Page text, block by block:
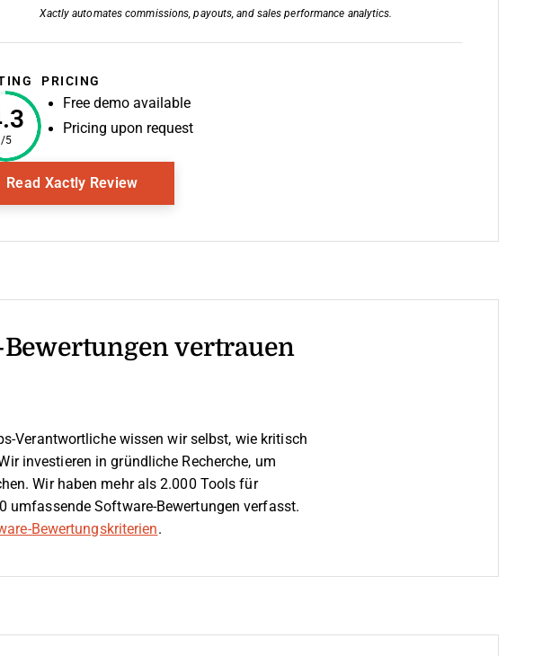
Xactly automates commissions, payouts, and sales performance analytics.
/5
PRICING
Free demo available
Pricing upon request
Read Xactly ReviewOpens New Window
vertrauen
Verantwortliche wissen wir selbst, wie kritisch
investieren in gründliche Recherche, um
Wir haben mehr als 2.000 Tools für
umfassende Software-Bewertungen verfasst.
Bewertungskriterien.